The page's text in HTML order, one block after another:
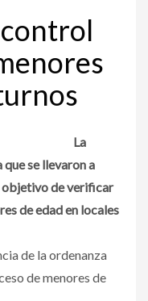
La
se llevaron a
de verificar
de edad en locales
de la ordenanza
de menores de